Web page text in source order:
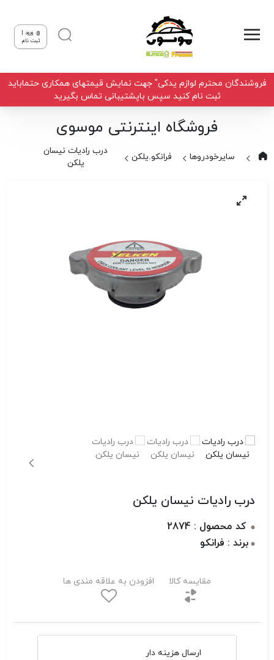
ورود |
ثبت نام
فروشندگان محترم لوازم یدکی" جهت نمایش قیمتهای همکاری حتماباید
ثبت نام کنید سپس باپشتیبانی تماس بگیرید
فروشگاه اینترنتی موسوی
سایرخودروها فرانکو.یلکن
درب رادیات نیسان
یلکن
درب رادیات نیسان یلکن
کد محصول : 2874
برند : فرانکو
مقایسه کالا افزودن به علاقه مندی ها
ارسال هزینه دار